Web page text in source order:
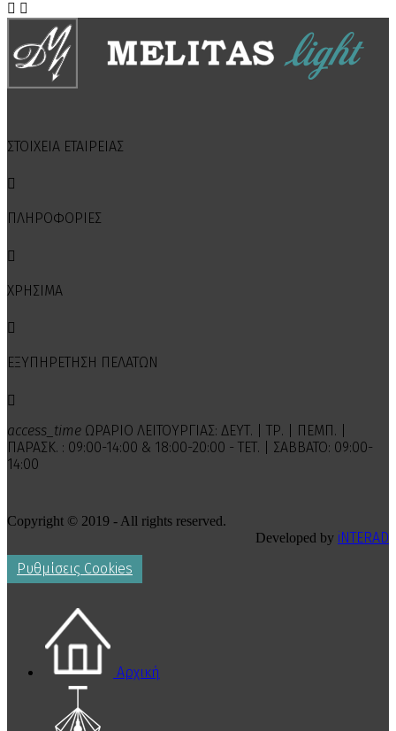
 
ΣΤΟΙΧΕΙΑ ΕΤΑΙΡΕΙΑΣ

ΠΛΗΡΟΦΟΡΙΕΣ

ΧΡΗΣΙΜΑ

ΕΞΥΠΗΡΕΤΗΣΗ ΠΕΛΑΤΩΝ

access_time ΩΡΑΡΙΟ ΛΕΙΤΟΥΡΓΙΑΣ: ΔΕΥΤ. | ΤΡ. | ΠΕΜΠ. |
ΠΑΡΑΣΚ. : 09:00-14:00 & 18:00-20:00 - ΤΕΤ. | ΣΑΒΒΑΤΟ: 09:00-
14:00
Copyright © 2019 - All rights reserved.
Developed by iNTERAD
Ρυθμίσεις Cookies
Αρχική